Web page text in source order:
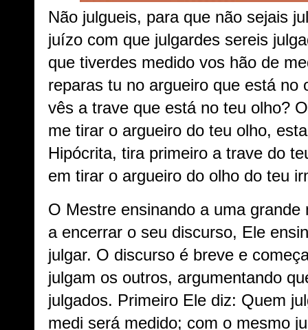
Não julgueis, para que não sejais
juízo com que julgardes sereis
que tiverdes medido vos hão de
reparas tu no argueiro que está no
vês a trave que está no teu olho?
me tirar o argueiro do teu olho,
Hipócrita, tira primeiro a trave do
em tirar o argueiro do olho do teu
O Mestre ensinando a uma
a encerrar o seu discurso, Ele
julgar. O discurso é breve e
julgam os outros, argumentando
julgados. Primeiro Ele diz: Quem
medi será medido; com o mesmo